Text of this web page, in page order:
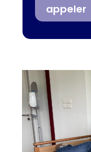
appeler